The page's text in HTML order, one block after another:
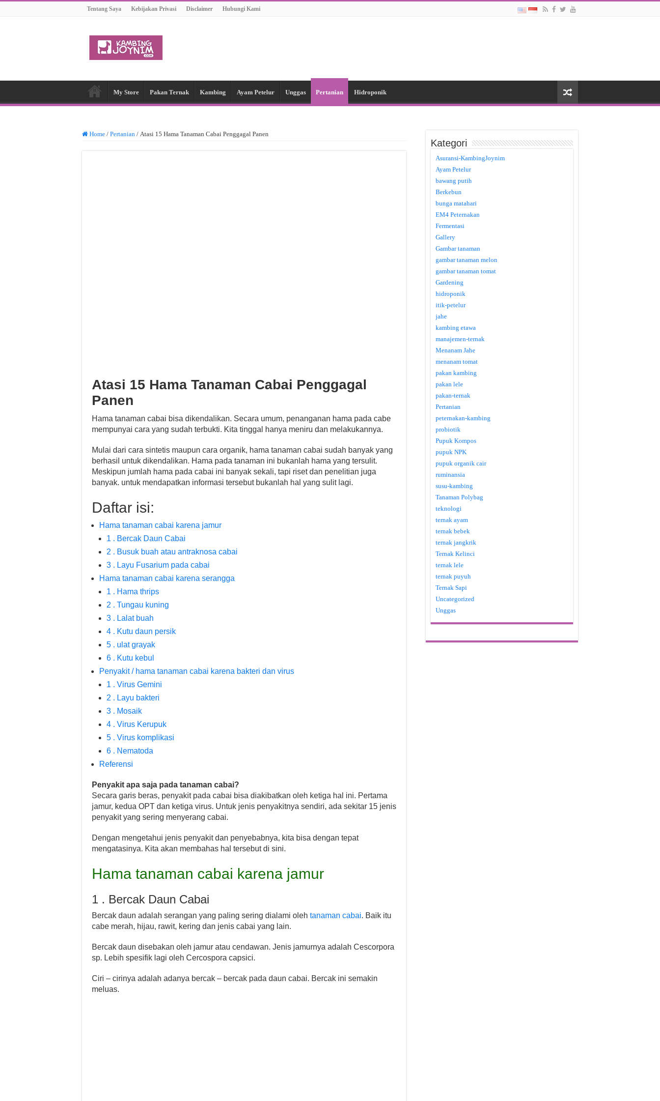
Tentang Saya Kebijakan Privasi Disclaimer Hubungi Kami
My Store Pakan Ternak Kambing Ayam Petelur Unggas Pertanian Hidroponik
Home / Pertanian / Atasi 15 Hama Tanaman Cabai Penggagal Panen
Atasi 15 Hama Tanaman Cabai Penggagal
Panen
Hama tanaman cabai bisa dikendalikan. Secara umum, penanganan hama pada cabe
mempunyai cara yang sudah terbukti. Kita tinggal hanya meniru dan melakukannya.
Mulai dari cara sintetis maupun cara organik, hama tanaman cabai sudah banyak yang
berhasil untuk dikendalikan. Hama pada tanaman ini bukanlah hama yang tersulit.
Meskipun jumlah hama pada cabai ini banyak sekali, tapi riset dan penelitian juga
banyak. untuk mendapatkan informasi tersebut bukanlah hal yang sulit lagi.
Daftar isi:
Hama tanaman cabai karena jamur
1 . Bercak Daun Cabai
2 . Busuk buah atau antraknosa cabai
3 . Layu Fusarium pada cabai
Hama tanaman cabai karena serangga
1 . Hama thrips
2 . Tungau kuning
3 . Lalat buah
4 . Kutu daun persik
5 . ulat grayak
6 . Kutu kebul
Penyakit / hama tanaman cabai karena bakteri dan virus
1 . Virus Gemini
2 . Layu bakteri
3 . Mosaik
4 . Virus Kerupuk
5 . Virus komplikasi
6 . Nematoda
Referensi
Penyakit apa saja pada tanaman cabai?
Secara garis beras, penyakit pada cabai bisa diakibatkan oleh ketiga hal ini. Pertama
jamur, kedua OPT dan ketiga virus. Untuk jenis penyakitnya sendiri, ada sekitar 15 jenis
penyakit yang sering menyerang cabai.
Dengan mengetahui jenis penyakit dan penyebabnya, kita bisa dengan tepat
mengatasinya. Kita akan membahas hal tersebut di sini.
Hama tanaman cabai karena jamur
1 . Bercak Daun Cabai
Bercak daun adalah serangan yang paling sering dialami oleh tanaman cabai. Baik itu
cabe merah, hijau, rawit, kering dan jenis cabai yang lain.
Bercak daun disebakan oleh jamur atau cendawan. Jenis jamurnya adalah Cescorpora
sp. Lebih spesifik lagi oleh Cercospora capsici.
Ciri – cirinya adalah adanya bercak – bercak pada daun cabai. Bercak ini semakin
meluas.
Kategori
Asuransi-KambingJoynim
Ayam Petelur
bawang putih
Berkebun
bunga matahari
EM4 Peternakan
Fermentasi
Gallery
Gambar tanaman
gambar tanaman melon
gambar tanaman tomat
Gardening
hidroponik
itik-petelur
jahe
kambing etawa
manajemen-ternak
Menanam Jahe
menanam tomat
pakan kambing
pakan lele
pakan-ternak
Pertanian
peternakan-kambing
probiotik
Pupuk Kompos
pupuk NPK
pupuk organik cair
ruminansia
susu-kambing
Tanaman Polybag
teknologi
ternak ayam
ternak bebek
ternak jangkrik
Ternak Kelinci
ternak lele
ternak puyuh
Ternak Sapi
Uncategorized
Unggas